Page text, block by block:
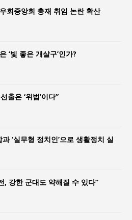
회중앙회 총재 취임 논란 확산
‘빛 좋은 개살구’인가?
출은 ‘위법’이다”
‘실무형 정치인’으로 생활정치 실
, 강한 군대도 약해질 수 있다”